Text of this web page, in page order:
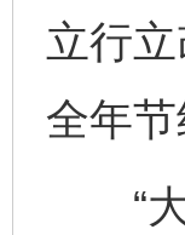
立行
全年
“大